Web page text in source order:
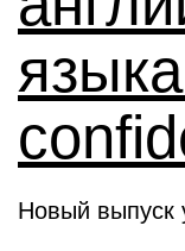
Новый выпуск